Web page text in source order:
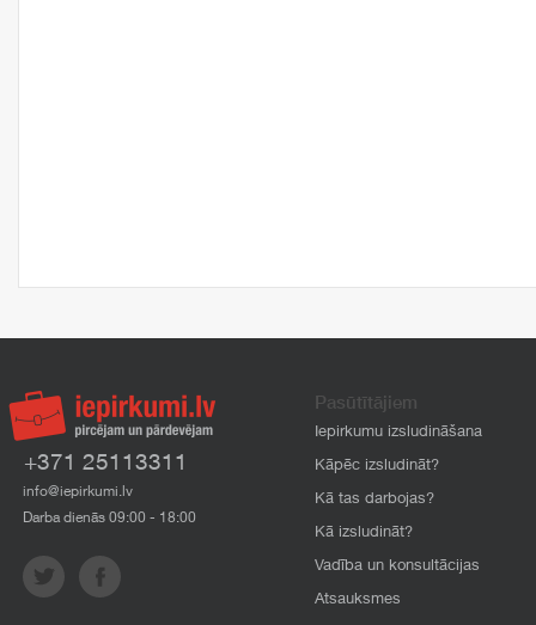
+371 25113311
info@iepirkumi.lv
Darba dienās 09:00 - 18:00
Pasūtītājiem
Iepirkumu izsludināšana
Kāpēc izsludināt?
Kā tas darbojas?
Kā izsludināt?
Vadība un konsultācijas
Atsauksmes